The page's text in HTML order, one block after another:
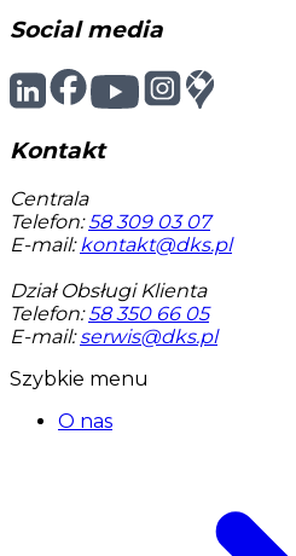
Social media
Kontakt
Centrala
Telefon: 58 309 03 07
E-mail: kontakt@dks.pl
Dział Obsługi Klienta
Telefon: 58 350 66 05
E-mail: serwis@dks.pl
Szybkie menu
O nas